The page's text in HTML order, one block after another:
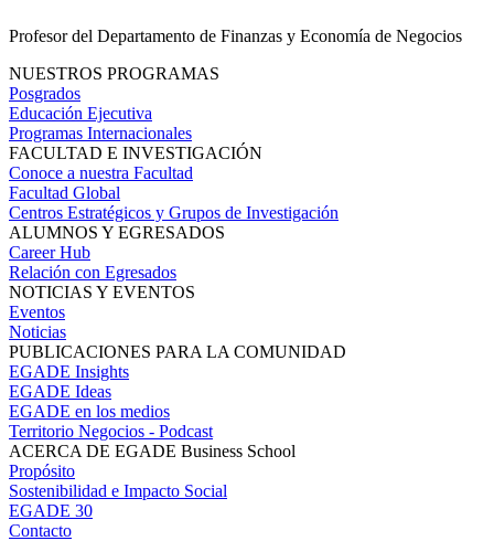
Profesor del Departamento de Finanzas y Economía de Negocios
NUESTROS PROGRAMAS
Posgrados
Educación Ejecutiva
Programas Internacionales
FACULTAD E INVESTIGACIÓN
Conoce a nuestra Facultad
Facultad Global
Centros Estratégicos y Grupos de Investigación
ALUMNOS Y EGRESADOS
Career Hub
Relación con Egresados
NOTICIAS Y EVENTOS
Eventos
Noticias
PUBLICACIONES PARA LA COMUNIDAD
EGADE Insights
EGADE Ideas
EGADE en los medios
Territorio Negocios - Podcast
ACERCA DE EGADE Business School
Propósito
Sostenibilidad e Impacto Social
EGADE 30
Contacto